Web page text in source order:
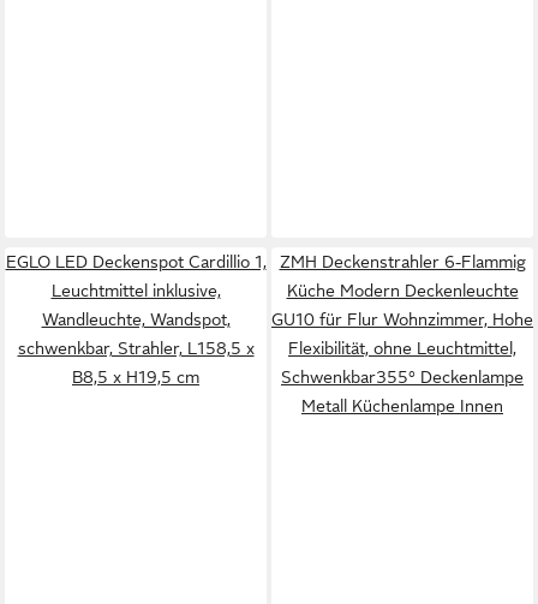
EGLO LED Deckenspot Cardillio 1,
Leuchtmittel inklusive,
Wandleuchte, Wandspot,
schwenkbar, Strahler, L158,5 x
B8,5 x H19,5 cm
ZMH Deckenstrahler 6-Flammig
Küche Modern Deckenleuchte
GU10 für Flur Wohnzimmer, Hohe
Flexibilität, ohne Leuchtmittel,
Schwenkbar355° Deckenlampe
Metall Küchenlampe Innen